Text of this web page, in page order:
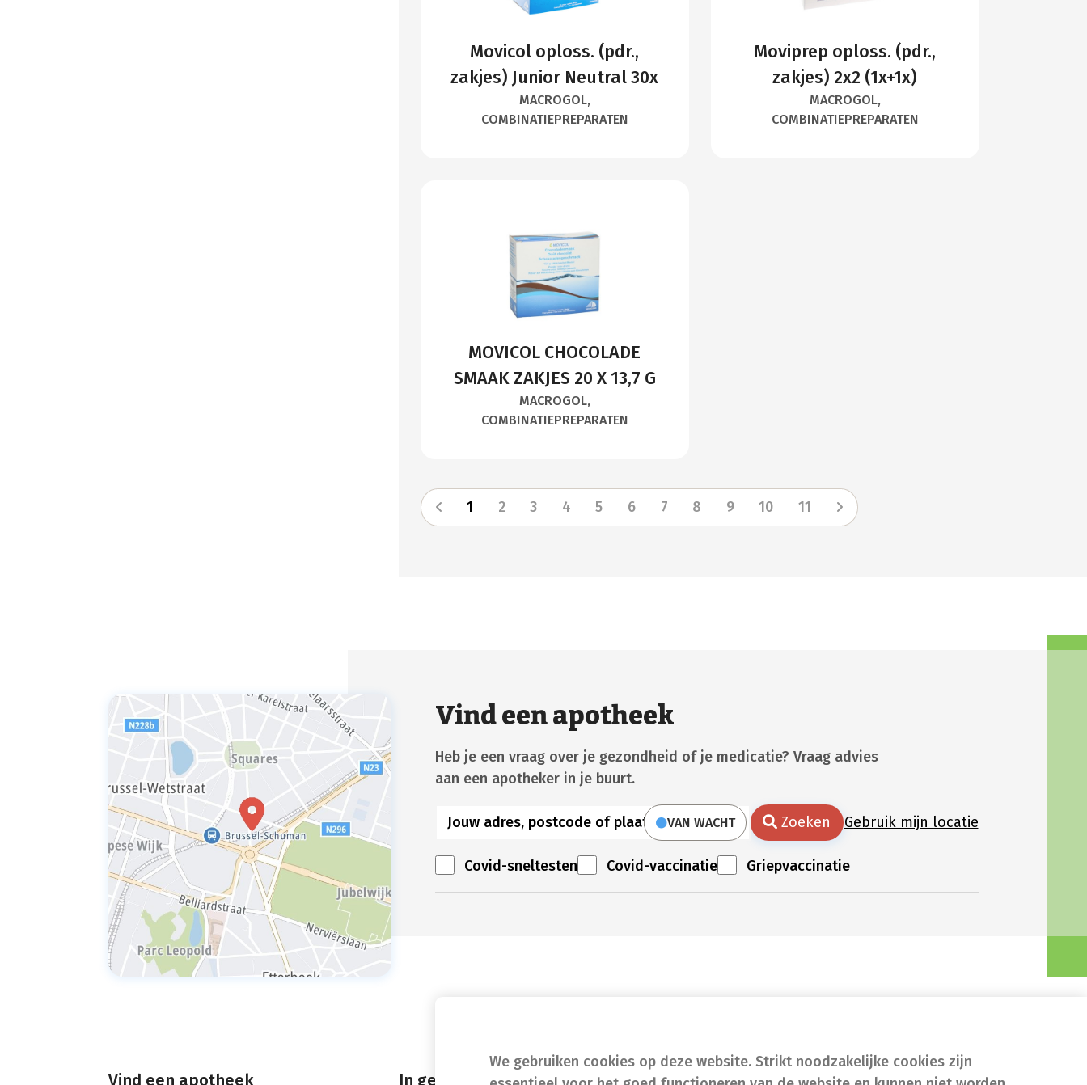
We gebruiken cookies op deze website. Strikt noodzakelijke cookies zijn
Movicol oploss. (pdr.,
zakjes) Junior Neutral 30x
MACROGOL,
COMBINATIEPREPARATEN
Moviprep oploss. (pdr.,
zakjes) 2x2 (1x+1x)
MACROGOL,
COMBINATIEPREPARATEN
MOVICOL CHOCOLADE
SMAAK ZAKJES 20 X 13,7 G
MACROGOL,
COMBINATIEPREPARATEN
1 2 3 4 5 6 7 8 9 10 11
Vind een apotheek
Heb je een vraag over je gezondheid of je medicatie? Vraag advies
aan een apotheker in je buurt.
VAN WACHT Zoeken Gebruik mijn locatie
Covid-sneltesten Covid-vaccinatie Griepvaccinatie
Vind een apotheek In geval van nood